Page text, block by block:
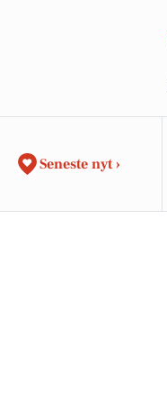
Seneste nyt ›